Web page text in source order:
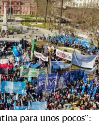
para unos pocos”: